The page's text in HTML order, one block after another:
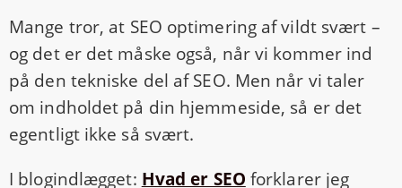
Mange tror, at SEO optimering af vildt svært –
og det er det måske også, når vi kommer ind
på den tekniske del af SEO. Men når vi taler
om indholdet på din hjemmeside, så er det
egentligt ikke så svært.
I blogindlægget: Hvad er SEO forklarer jeg